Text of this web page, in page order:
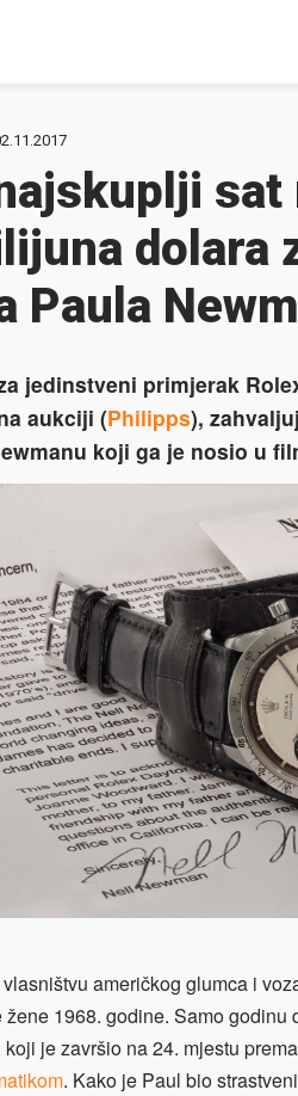
dolara
Paula
jedinstveni primjerak
aukciji (Philipps),
koji ga je nosio u
američkog glumca i
1968. godine. Samo
koji je završio na 24. mjestu
. Kako je Paul bio